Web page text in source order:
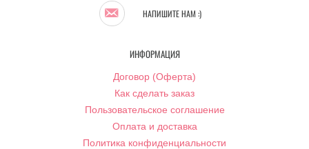
НАПИШИТЕ НАМ :)
ИНФОРМАЦИЯ
Договор (Оферта)
Как сделать заказ
Пользовательское соглашение
Оплата и доставка
Политика конфиденциальности